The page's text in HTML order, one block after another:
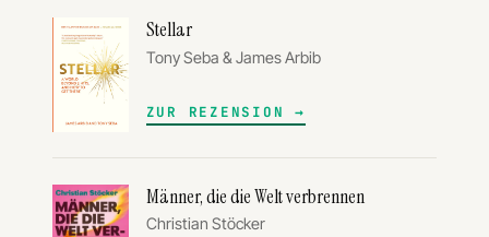
Stellar
Tony Seba & James Arbib
ZUR REZENSION
Männer, die die Welt verbrennen
Christian Stöcker